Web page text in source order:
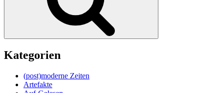
Kategorien
(post)moderne Zeiten
Artefakte